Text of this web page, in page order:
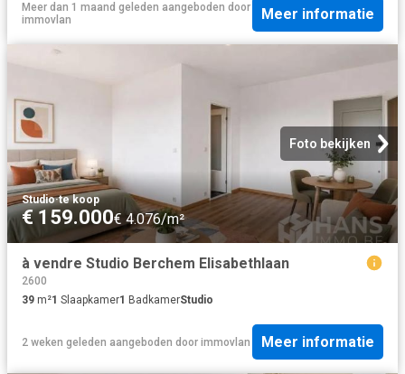
Meer dan 1 maand geleden aangeboden door
immovlan
Meer informatie
Foto bekijken
Studio·te koop
€ 159.000€ 4.076/m²
à vendre Studio Berchem Elisabethlaan
2600
39 m²1 Slaapkamer1 BadkamerStudio
2 weken geleden aangeboden door immovlan Meer informatie